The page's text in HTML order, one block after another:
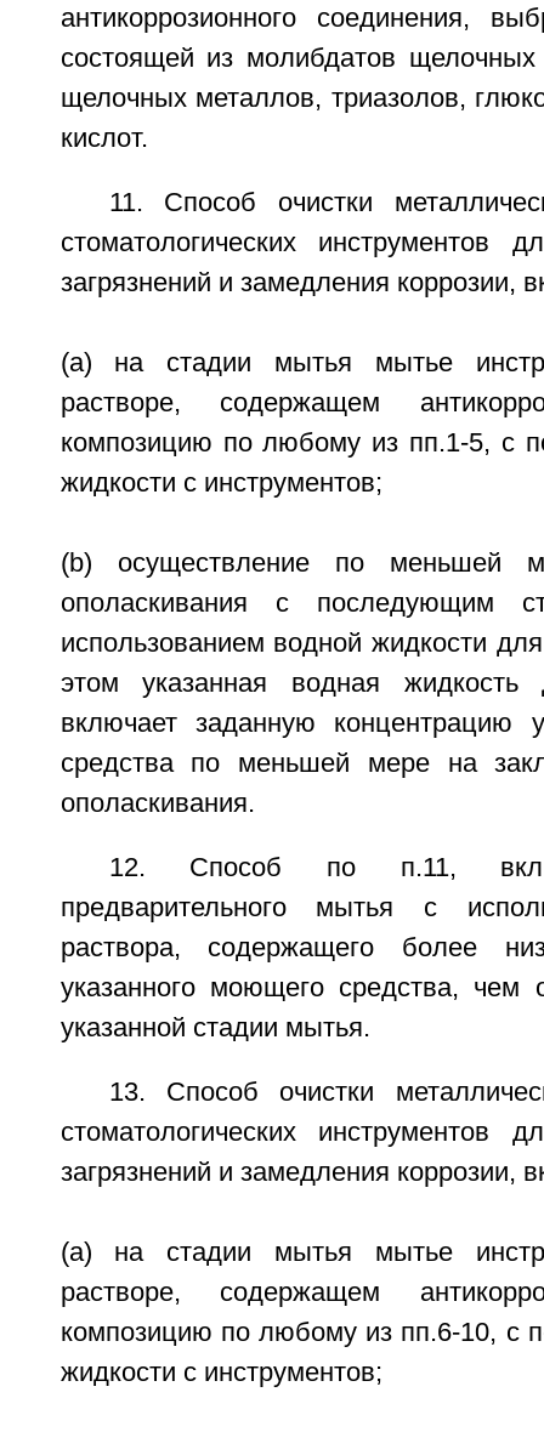
антикоррозионного соединения,
состоящей из молибдатов щелочных
щелочных металлов, триазолов,
кислот.
11. Способ очистки
стоматологических инструментов
загрязнений и замедления коррозии,
(a) на стадии мытья мытье
растворе, содержащем
композицию по любому из пп.1-5, с
жидкости с инструментов;
(b) осуществление по меньшей
ополаскивания с последующим
использованием водной жидкости
этом указанная водная жидкость
включает заданную концентрацию
средства по меньшей мере на
ополаскивания.
12. Способ по п.11,
предварительного мытья с
раствора, содержащего более
указанного моющего средства, чем
указанной стадии мытья.
13. Способ очистки
стоматологических инструментов
загрязнений и замедления коррозии,
(a) на стадии мытья мытье
растворе, содержащем
композицию по любому из пп.6-10, с
жидкости с инструментов;